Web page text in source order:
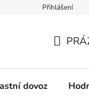
Přihlášení
dovoz